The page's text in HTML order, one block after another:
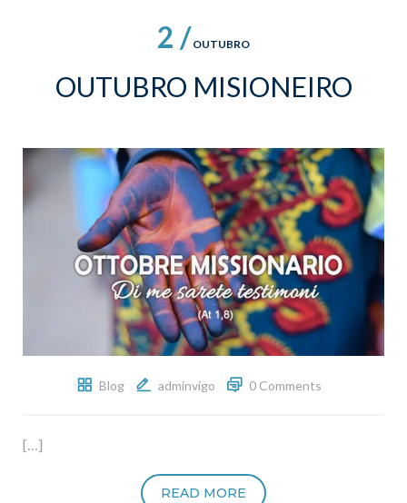
2 / OUTUBRO
OUTUBRO MISIONEIRO
Blog adminvigo 0 Comments
[…]
READ MORE